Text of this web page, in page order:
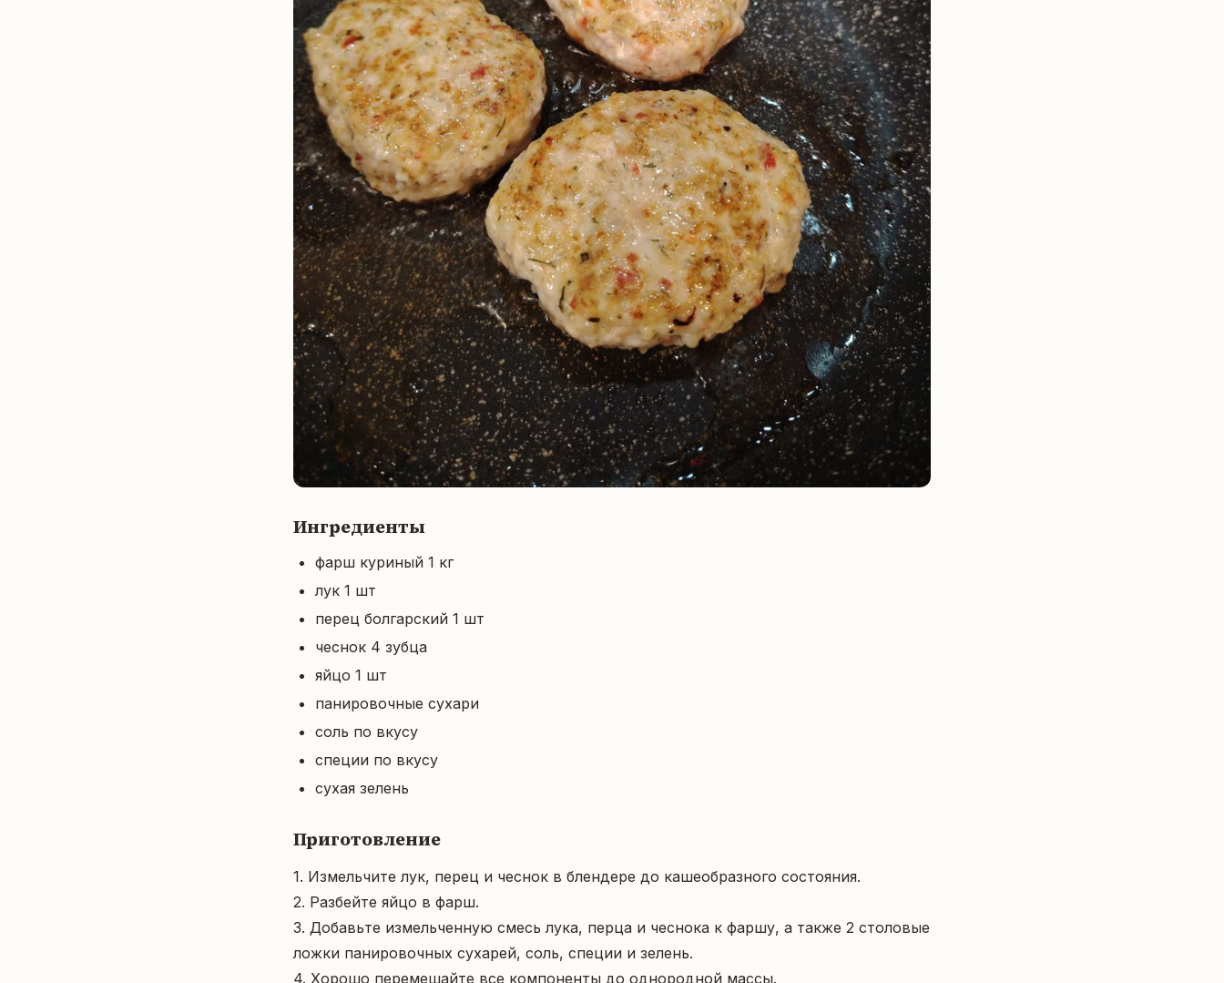
Ингредиенты
фарш куриный 1 кг
лук 1 шт
перец болгарский 1 шт
чеснок 4 зубца
яйцо 1 шт
панировочные сухари
соль по вкусу
специи по вкусу
сухая зелень
Приготовление
1. Измельчите лук, перец и чеснок в блендере до кашеобразного состояния.
2. Разбейте яйцо в фарш.
3. Добавьте измельченную смесь лука, перца и чеснока к фаршу, а также 2 столовые
ложки панировочных сухарей, соль, специи и зелень.
4. Хорошо перемешайте все компоненты до однородной массы.